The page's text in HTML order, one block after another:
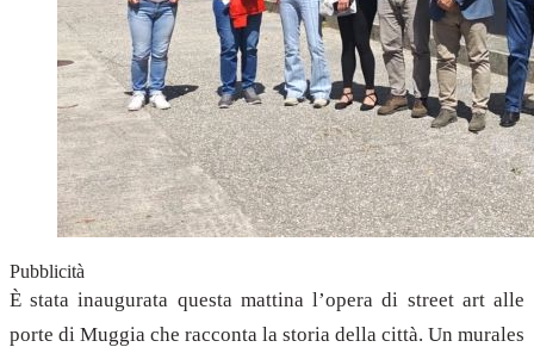
Pubblicità
È stata inaugurata questa mattina l’opera di street art alle
porte di Muggia che racconta la storia della città. Un murales